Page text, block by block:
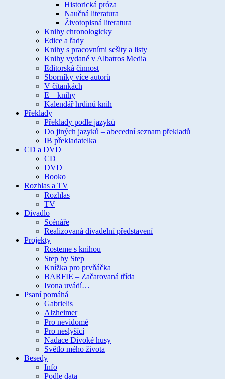
Historická próza
Naučná literatura
Životopisná literatura
Knihy chronologicky
Edice a řady
Knihy s pracovními sešity a listy
Knihy vydané v Albatros Media
Editorská činnost
Sborníky více autorů
V čítankách
E – knihy
Kalendář hrdinů knih
Překlady
Překlady podle jazyků
Do jiných jazyků – abecední seznam překladů
IB překladatelka
CD a DVD
CD
DVD
Booko
Rozhlas a TV
Rozhlas
TV
Divadlo
Scénáře
Realizovaná divadelní představení
Projekty
Rosteme s knihou
Step by Step
Knížka pro prvňáčka
BARFIE – Začarovaná třída
Ivona uvádí…
Psaní pomáhá
Gabrielis
Alzheimer
Pro nevidomé
Pro neslyšící
Nadace Divoké husy
Světlo mého života
Besedy
Info
Podle data